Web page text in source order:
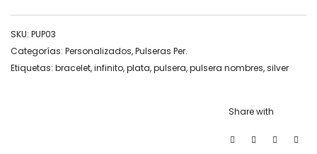
SKU: PUP03
Categorías: Personalizados,Pulseras Per.
Etiquetas: bracelet,infinito,plata,pulsera,pulsera nombres,silver
Share with